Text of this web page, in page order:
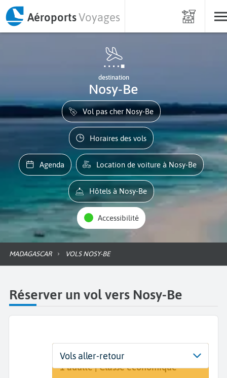
AéroportsVoyages
destination
Nosy-Be
Vol pas cher Nosy-Be
Horaires des vols
Agenda Location de voiture à Nosy-Be
Hôtels à Nosy-Be
Accessibilité
MADAGASCAR VOLS NOSY-BE
Réserver un vol vers Nosy-Be
Départ
De...
Dates
Dates de votre voyage
Voyageurs | Classe
1 adulte | Classe économique
Vols aller-retour